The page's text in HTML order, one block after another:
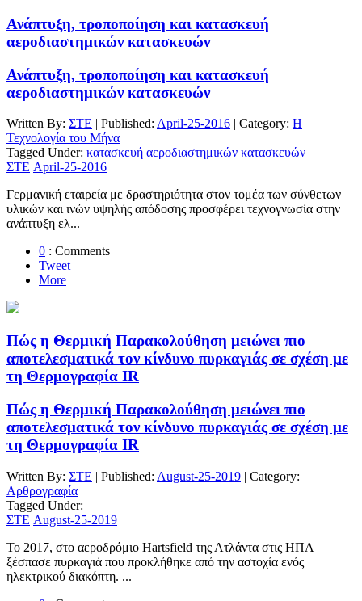
Ανάπτυξη, τροποποίηση και κατασκευή
αεροδιαστημικών κατασκευών
Ανάπτυξη, τροποποίηση και κατασκευή
αεροδιαστημικών κατασκευών
Written By: ΣΤΕ | Published: April-25-2016 | Category: Η
Τεχνολογία του Μήνα
Tagged Under: κατασκευή αεροδιαστημικών κατασκευών
ΣΤΕ April-25-2016
Γερμανική εταιρεία με δραστηριότητα στον τομέα των σύνθετων
υλικών και ινών υψηλής απόδοσης προσφέρει τεχνογνωσία στην
ανάπτυξη ελ...
0 : Comments
Tweet
More
Πώς η Θερμική Παρακολούθηση μειώνει πιο
αποτελεσματικά τον κίνδυνο πυρκαγιάς σε σχέση με
τη Θερμογραφία IR
Πώς η Θερμική Παρακολούθηση μειώνει πιο
αποτελεσματικά τον κίνδυνο πυρκαγιάς σε σχέση με
τη Θερμογραφία IR
Written By: ΣΤΕ | Published: August-25-2019 | Category:
Αρθρογραφία
Tagged Under:
ΣΤΕ August-25-2019
Το 2017, στο αεροδρόμιο Hartsfield της Ατλάντα στις ΗΠΑ
ξέσπασε πυρκαγιά που προκλήθηκε από την αστοχία ενός
ηλεκτρικού διακόπτη. ...